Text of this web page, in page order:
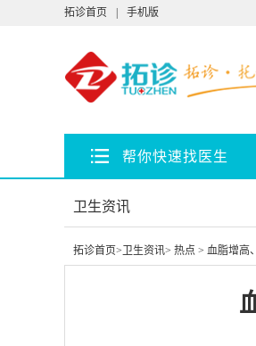
拓诊首页 手机版
帮你快速找医生
卫生资讯
拓诊首页> 卫生资讯> 热点 > 血脂增高